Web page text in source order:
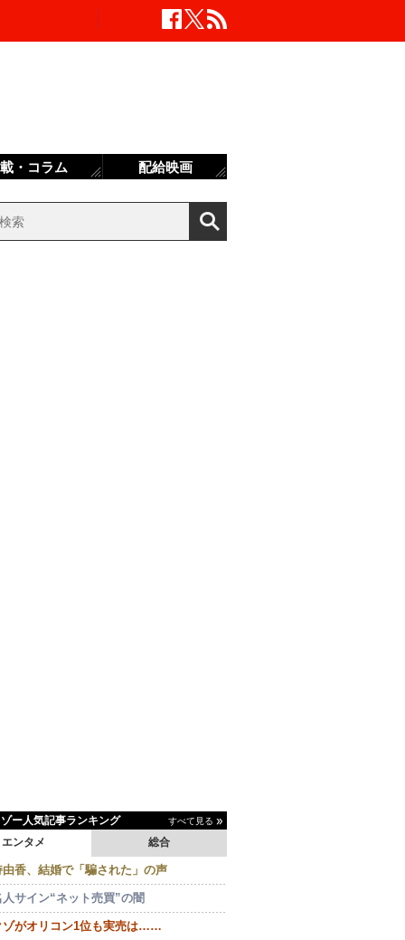
ー人気記事ランキング すべて見る
エンタメ 総合
由香、結婚で「騙された」の声
人サイン“ネット売買”の闇
ゾがオリコン1位も実売は……
・コラム 配給映画